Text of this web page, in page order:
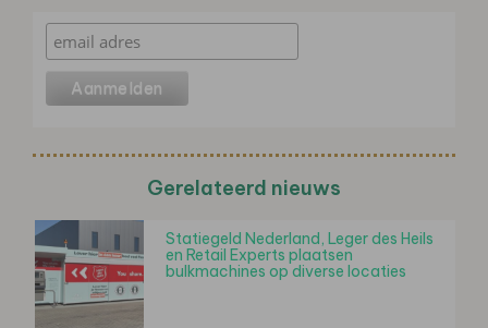
Gerelateerd nieuws
Statiegeld Nederland, Leger des Heils
en Retail Experts plaatsen
bulkmachines op diverse locaties